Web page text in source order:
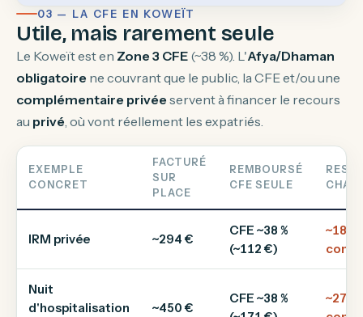
03 — LA CFE EN KOWEÏT
Utile, mais rarement seule
Le Koweït est en Zone 3 CFE (~38 %). L'Afya/Dhaman
obligatoire ne couvrant que le public, la CFE et/ou une
complémentaire privée servent à financer le recours
au privé, où vont réellement les expatriés.
EXEMPLE
CONCRET
FACTURÉ
SUR
PLACE
REMBOURSÉ
CFE SEULE
IRM privée ~294 €
CFE ~38 %
(~112 €)
~182
Nuit
d'hospitalisation
~450 €
CFE ~38 %
~279